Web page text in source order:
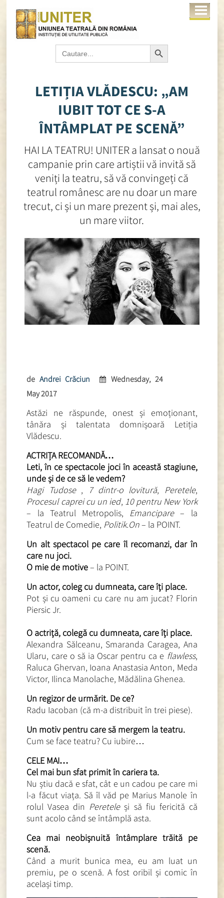
Search
for:
Search Button
LETIȚIA VLĂDESCU: „AM
IUBIT TOT CE S-A
ÎNTÂMPLAT PE SCENĂ”
HAI LA TEATRU! UNITER a lansat o nouă
campanie prin care artiștii vă invită să
veniți la teatru, să vă convingeți că
teatrul românesc are nu doar un mare
trecut, ci și un mare prezent și, mai ales,
un mare viitor.
de Andrei Crăciun
Wednesday, 24
May 2017
Astăzi ne răspunde, onest și emoționant,
tânăra și talentata domnișoară Letiția
Vlădescu.
ACTRIȚA RECOMANDĂ…
Leti, în ce spectacole joci în această stagiune,
unde și de ce să le vedem?
Hagi Tudose, 7 dintr-o lovitură, Peretele,
Procesul caprei cu un ied, 10 pentru New York
– la Teatrul Metropolis, Emancipare– la
Teatrul de Comedie, Politik.On– la POINT.
Un alt spectacol pe care îl recomanzi, dar în
care nu joci.
O mie de motive– la POINT.
Un actor, coleg cu dumneata, care îți place.
Pot și cu oameni cu care nu am jucat? Florin
Piersic Jr.
O actriță, colegă cu dumneata, care îți place.
Alexandra Sălceanu, Smaranda Caragea, Ana
Ularu, care o să ia Oscar pentru ca e flawless,
Raluca Ghervan, Ioana Anastasia Anton, Meda
Victor, Ilinca Manolache, Mădălina Ghenea.
Un regizor de urmărit. De ce?
Radu Iacoban (că m-a distribuit în trei piese).
Un motiv pentru care să mergem la teatru.
Cum se face teatru? Cu iubire…
CELE MAI…
Cel mai bun sfat primit în cariera ta.
Nu știu dacă e sfat, cât e un cadou pe care mi
l-a făcut viața. Să îl văd pe Marius Manole în
rolul Vasea din Pereteleși să fiu fericită că
sunt acolo când se întâmplă asta.
Cea mai neobișnuită întâmplare trăită pe
scenă.
Când a murit bunica mea, eu am luat un
premiu, pe o scenă. A fost oribil și comic în
același timp.